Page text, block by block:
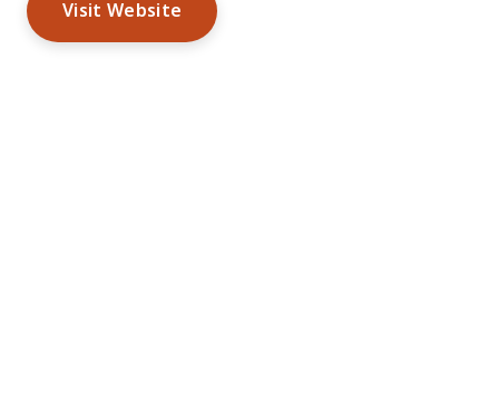
Visit Website